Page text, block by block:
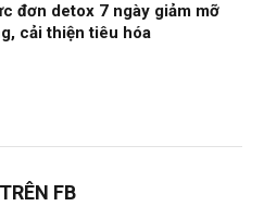
đơn detox 7 ngày giảm mỡ
cải thiện tiêu hóa
FB